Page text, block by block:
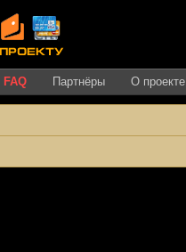
FAQ Партнёры О проекте